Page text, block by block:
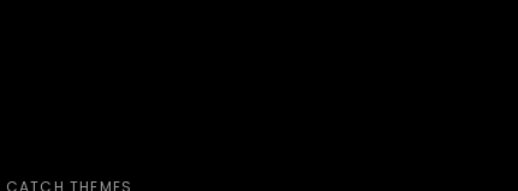
CATCH THEMES